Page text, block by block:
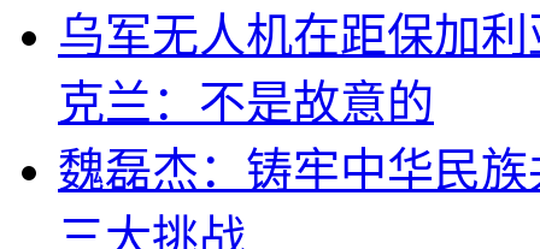
乌军无人机在距保加
克兰：不是故意的
魏磊杰：铸牢中华民
三大挑战